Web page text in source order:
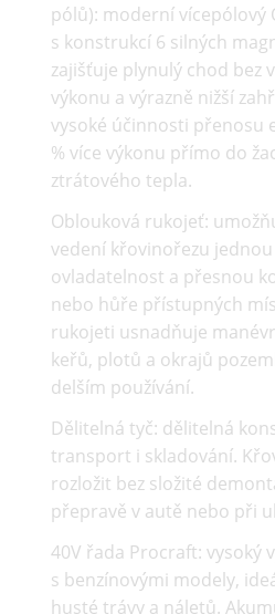
pólů): moderní
s konstrukcí 6 silných
zajišťuje plynulý chod bez
výkonu a výrazně nižší
vysoké účinnosti přenosu
% více výkonu přímo do
ztrátového tepla.
Oblouková rukojeť:
vedení křovinořezu
ovladatelnost a přesnou
nebo hůře přístupných
rukojeti usnadňuje
keřů, plotů a okrajů
delším používání.
Dělitelná tyč: dělitelná
transport i skladování.
rozložit bez složité
přepravě v autě nebo při
40V řada Procraft: vysoký
s benzínovými modely,
husté trávy a náletů.